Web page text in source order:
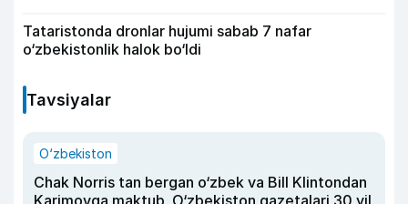
Tataristonda dronlar hujumi sabab 7 nafar
o‘zbekistonlik halok bo‘ldi
Tavsiyalar
O‘zbekiston
Chak Norris tan bergan o‘zbek va Bill Klintondan
Karimovga maktub. O‘zbekiston gazetalari 30 yil